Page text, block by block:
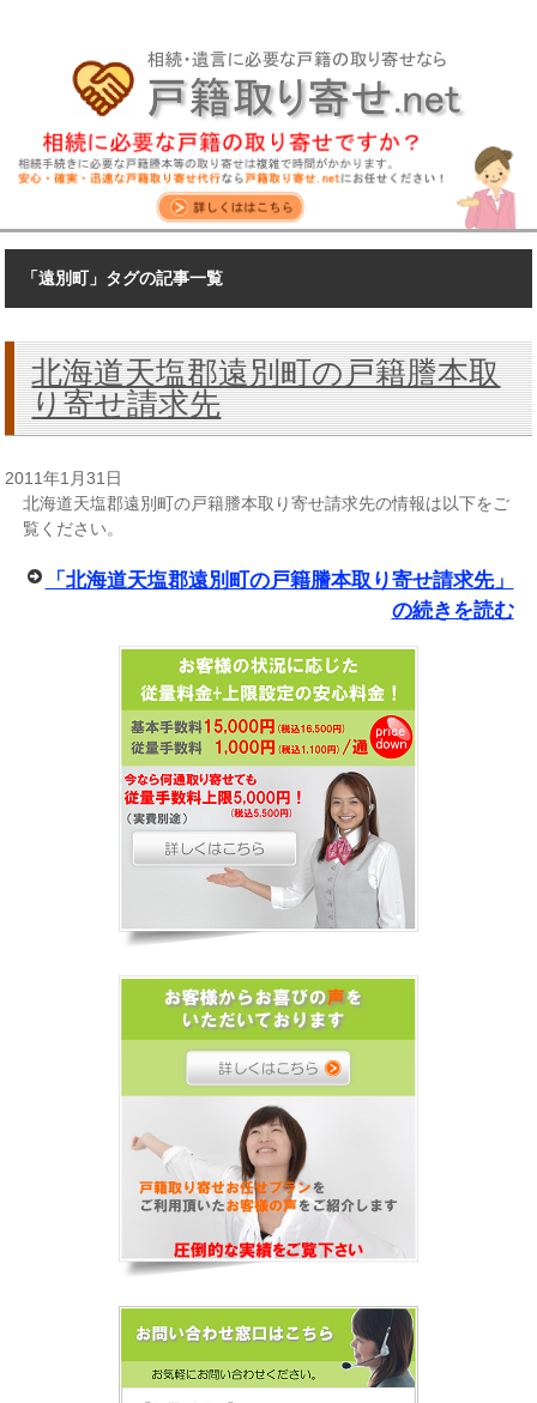
「遠別町」タグの記事一覧
北海道天塩郡遠別町の戸籍謄本取
り寄せ請求先
2011年1月31日
北海道天塩郡遠別町の戸籍謄本取り寄せ請求先の情報は以下をご
覧ください。
「北海道天塩郡遠別町の戸籍謄本取り寄せ請求先」
の続きを読む